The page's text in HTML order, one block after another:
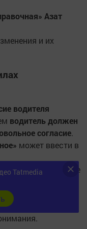
Азат
и их
водителя
водитель должен
согласие.
может ввести в
– лишение
разъяснять
Tatmedia